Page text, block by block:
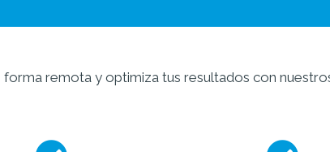
remota y optimiza tus resultados con